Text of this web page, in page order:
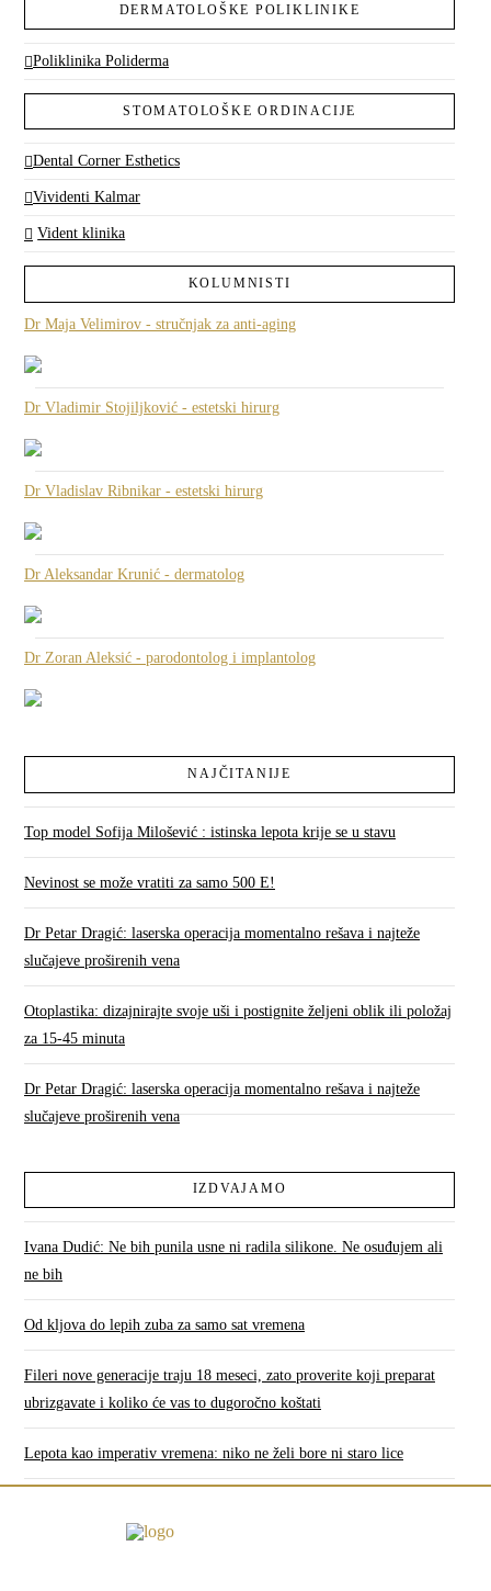
DERMATOLOŠKE POLIKLINIKE
Poliklinika Poliderma
STOMATOLOŠKE ORDINACIJE
Dental Corner Esthetics
Vividenti Kalmar
Vident klinika
KOLUMNISTI
Dr Maja Velimirov - stručnjak za anti-aging
Dr Vladimir Stojiljković - estetski hirurg
Dr Vladislav Ribnikar - estetski hirurg
Dr Aleksandar Krunić - dermatolog
Dr Zoran Aleksić - parodontolog i implantolog
NAJČITANIJE
Top model Sofija Milošević : istinska lepota krije se u stavu
Nevinost se može vratiti za samo 500 E!
Dr Petar Dragić: laserska operacija momentalno rešava i najteže
slučajeve proširenih vena
Otoplastika: dizajnirajte svoje uši i postignite željeni oblik ili položaj
za 15-45 minuta
Dr Petar Dragić: laserska operacija momentalno rešava i najteže
slučajeve proširenih vena
IZDVAJAMO
Ivana Dudić: Ne bih punila usne ni radila silikone. Ne osuđujem ali
ne bih
Od kljova do lepih zuba za samo sat vremena
Fileri nove generacije traju 18 meseci, zato proverite koji preparat
ubrizgavate i koliko će vas to dugoročno koštati
Lepota kao imperativ vremena: niko ne želi bore ni staro lice